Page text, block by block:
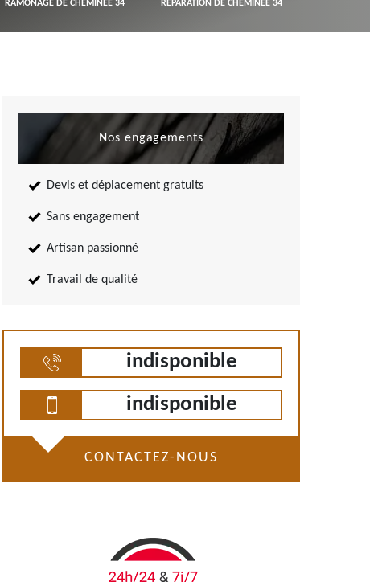
RAMONAGE DE CHEMINÉE 34 RÉPARATION DE CHEMINÉE 34
Nos engagements
Devis et déplacement gratuits
Sans engagement
Artisan passionné
Travail de qualité
indisponible
indisponible
CONTACTEZ-NOUS